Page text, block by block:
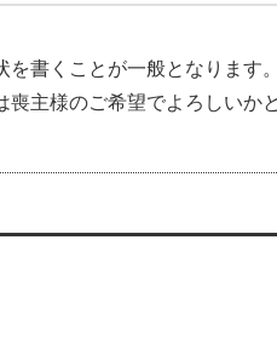
を書くことが一般となります
喪主様のご希望でよろしいか